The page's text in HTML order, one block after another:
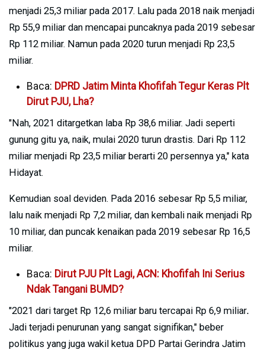
menjadi 25,3 miliar pada 2017. Lalu pada 2018 naik menjadi
Rp 55,9 miliar dan mencapai puncaknya pada 2019 sebesar
Rp 112 miliar. Namun pada 2020 turun menjadi Rp 23,5
miliar.
Baca: DPRD Jatim Minta Khofifah Tegur Keras Plt
Dirut PJU, Lha?
"Nah, 2021 ditargetkan laba Rp 38,6 miliar. Jadi seperti
gunung gitu ya, naik, mulai 2020 turun drastis. Dari Rp 112
miliar menjadi Rp 23,5 miliar berarti 20 persennya ya," kata
Hidayat.
Kemudian soal deviden. Pada 2016 sebesar Rp 5,5 miliar,
lalu naik menjadi Rp 7,2 miliar, dan kembali naik menjadi Rp
10 miliar, dan puncak kenaikan pada 2019 sebesar Rp 16,5
miliar.
Baca: Dirut PJU Plt Lagi, ACN: Khofifah Ini Serius
Ndak Tangani BUMD?
"2021 dari target Rp 12,6 miliar baru tercapai Rp 6,9 miliar.
Jadi terjadi penurunan yang sangat signifikan," beber
politikus yang juga wakil ketua DPD Partai Gerindra Jatim